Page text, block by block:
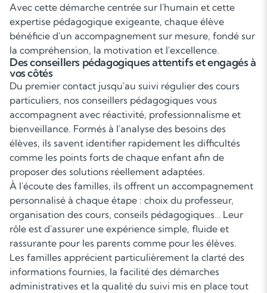
Avec cette démarche centrée sur l'humain et cette
expertise pédagogique exigeante, chaque élève
bénéficie d'un accompagnement sur mesure, fondé sur
la compréhension, la motivation et l'excellence.
Des conseillers pédagogiques attentifs et engagés à
vos côtés
Du premier contact jusqu'au suivi régulier des cours
particuliers, nos conseillers pédagogiques vous
accompagnent avec réactivité, professionnalisme et
bienveillance. Formés à l'analyse des besoins des
élèves, ils savent identifier rapidement les difficultés
comme les points forts de chaque enfant afin de
proposer des solutions réellement adaptées.
À l'écoute des familles, ils offrent un accompagnement
personnalisé à chaque étape : choix du professeur,
organisation des cours, conseils pédagogiques… Leur
rôle est d'assurer une expérience simple, fluide et
rassurante pour les parents comme pour les élèves.
Les familles apprécient particulièrement la clarté des
informations fournies, la facilité des démarches
administratives et la qualité du suivi mis en place tout